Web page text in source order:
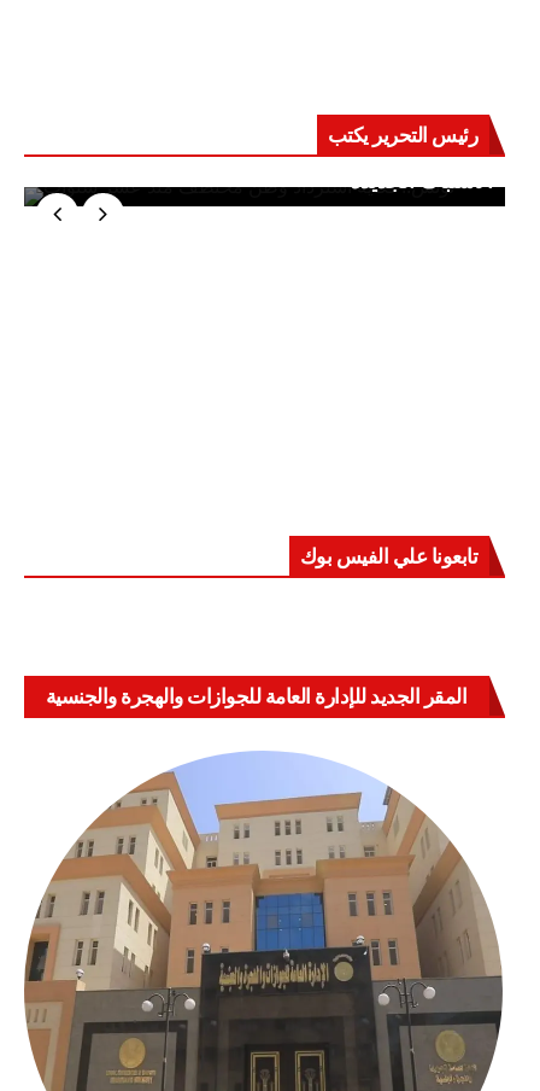
رئيس التحرير يكتب
حرب على العقول.. حادثة دمياط تكشف قواعد
تابعونا علي الفيس بوك
المقر الجديد للإدارة العامة للجوازات والهجرة والجنسية